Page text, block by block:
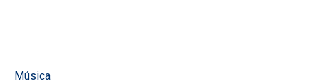
Música